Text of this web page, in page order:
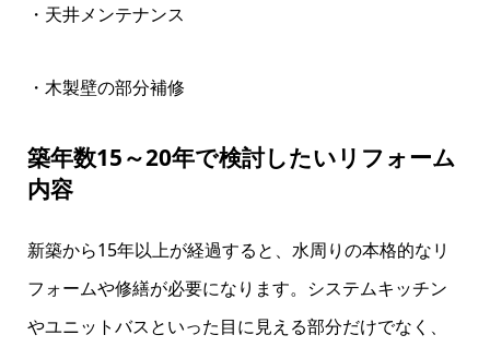
・天井メンテナンス
・木製壁の部分補修
築年数15～20年で検討したいリフォーム
内容
新築から15年以上が経過すると、水周りの本格的なリ
フォームや修繕が必要になります。システムキッチン
やユニットバスといった目に見える部分だけでなく、